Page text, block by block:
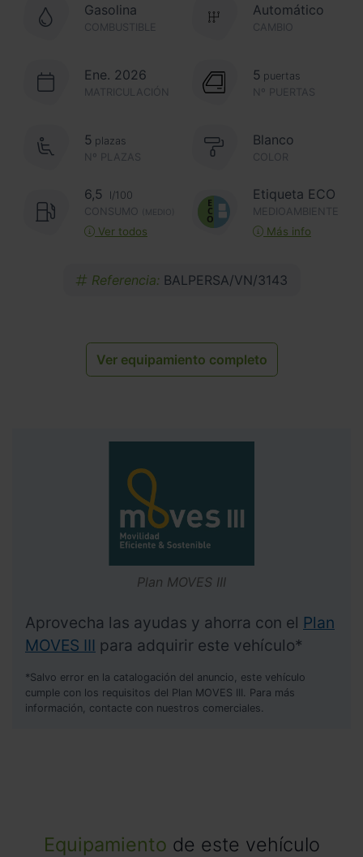
Gasolina
COMBUSTIBLE CAMBIO
Automático
Ene. 2026
MATRICULACIÓN Nº PUERTAS
5 puertas
Nº PLAZAS
5 plazas Blanco
COLOR
6,5
l/100
CONSUMO
(MEDIO)
Ver todos
Etiqueta ECO
MEDIOAMBIENTE
Más info
Referencia: BALPERSA/VN/3143
Ver equipamiento completo
Aprovecha las ayudas y ahorra con el Plan
MOVES III para adquirir este vehículo*
Plan MOVES III
*Salvo error en la catalogación del anuncio, este vehículo
cumple con los requisitos del Plan MOVES III. Para más
información, contacte con nuestros comerciales.
Equipamiento de este vehículo